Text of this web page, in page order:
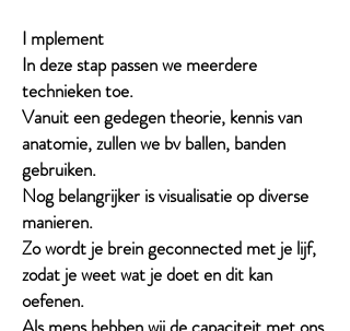
I mplement
In deze stap passen we meerdere
technieken toe.
Vanuit een gedegen theorie, kennis van
anatomie, zullen we bv ballen, banden
gebruiken.
Nog belangrijker is visualisatie op diverse
manieren.
Zo wordt je brein geconnected met je lijf,
zodat je weet wat je doet en dit kan
oefenen.